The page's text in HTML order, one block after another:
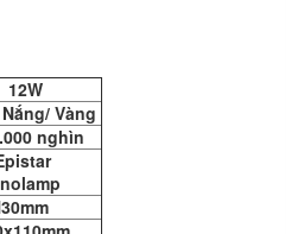
Vàng
nghìn